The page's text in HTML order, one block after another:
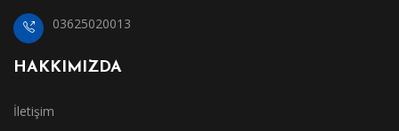
03625020013
HAKKIMIZDA
İletişim